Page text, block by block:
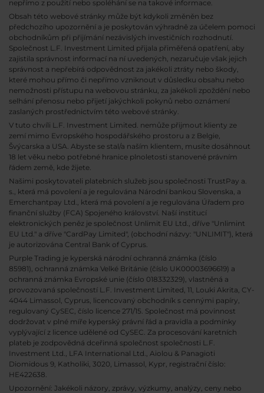
nepřímo z použití nebo spoléhání se na takové informace.
Obsah této webové stránky může být kdykoli změněn bez
předchozího upozornění a je poskytován výhradně za účelem pomoci
obchodníkům při přijímání nezávislých investičních rozhodnutí.
Společnost L.F. Investment Limited přijala přiměřená opatření, aby
zajistila správnost informací na ní uvedených, nezaručuje však jejich
správnost a nepřebírá odpovědnost za jakékoli ztráty nebo škody,
které mohou přímo či nepřímo vzniknout v důsledku obsahu nebo
nemožnosti přístupu na webovou stránku, za jakékoli zpoždění nebo
selhání přenosu nebo přijetí jakýchkoli pokynů nebo oznámení
zaslaných prostřednictvím této webové stránky.
V tuto chvíli L.F. Investment Limited. nemůže přijmout klienty ze
zemí mimo Evropského hospodářského prostoru a z Belgie,
Švýcarska a USA. Abyste se stal/a naším klientem, musíte dosáhnout
18 let věku nebo potřebné hranice plnoletosti stanovené právním
řádem země, kde žijete.
Našimi poskytovateli platebních služeb jsou společnosti TrustPay a.
s., která má povolení a je regulována Národní bankou Slovenska, a
Emerchantpay Ltd., která má povolení a je regulována Úřadem pro
finanční služby (FCA) Spojeného království. Naší institucí
elektronických peněz je společnost Unlimit EU Ltd., dříve "Unlimint
EU Ltd." a dříve "CardPay Limited", (obchodní názvy: "UNLIMIT"), která
je autorizována Central Bank of Cyprus.
Purple Trading je kyperská národní ochranná známka (číslo
85981), ochranná známka Velké Británie (číslo UK00003696619) a
ochranná známka Evropské unie (číslo 018332329), vlastněná a
provozovaná společností L.F. Investment Limited, 11, Louki Akrita, CY-
4044 Limassol, Cyprus, licencovaný obchodník s cennými papíry,
regulovaný CySEC, číslo licence 271/15. Společnost má povinnost
dodržovat v plné míře kyperský právní řád a pravidla a podmínky
vyplývající z licence udělené od CySEC. Za procesování karetních
plateb je zodpovědná dceřinná společnost společnosti L.F.
Investment Ltd., LFA International Ltd., Aiolou & Panagioti
Diomidous 9, Katholiki, 3020, Limassol, Kypr, registrační číslo:
HE422638.
Upozornění: Jakékoli názory, zprávy, výzkumy, analýzy, ceny nebo